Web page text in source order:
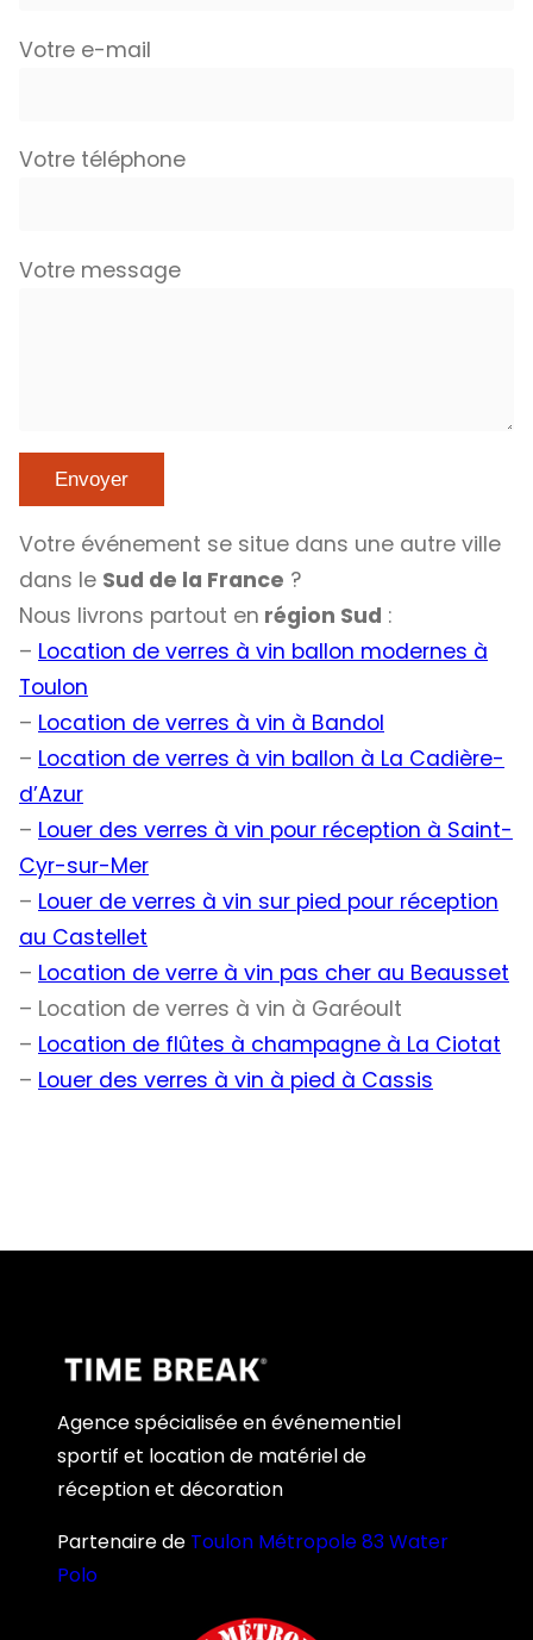
Votre e-mail
Votre téléphone
Votre message
Votre événement se situe dans une autre ville
dans le Sud de la France ?
Nous livrons partout en région Sud :
– Location de verres à vin ballon modernes à
Toulon
– Location de verres à vin à Bandol
– Location de verres à vin ballon à La Cadière-
d’Azur
– Louer des verres à vin pour réception à Saint-
Cyr-sur-Mer
– Louer de verres à vin sur pied pour réception
au Castellet
– Location de verre à vin pas cher au Beausset
– Location de verres à vin à Garéoult
– Location de flûtes à champagne à La Ciotat
– Louer des verres à vin à pied à Cassis
Agence spécialisée en événementiel
sportif et location de matériel de
réception et décoration
Partenaire de Toulon Métropole 83 Water
Polo